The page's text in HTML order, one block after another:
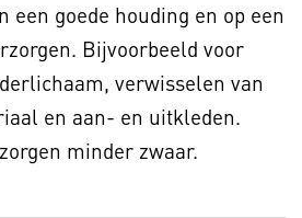
een goede houding en op een
Bijvoorbeeld voor
verwisselen van
en aan- en uitkleden.
minder zwaar.